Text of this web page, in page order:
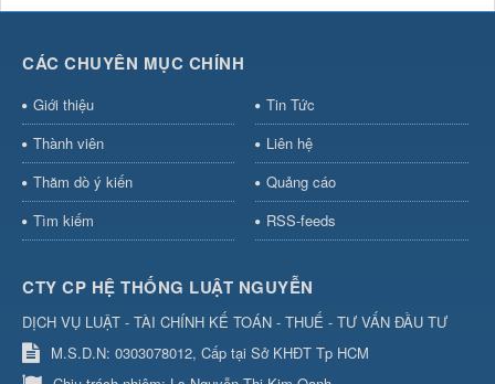
CÁC CHUYÊN MỤC CHÍNH
Giới thiệu
Tin Tức
Thành viên
Liên hệ
Thăm dò ý kiến
Quảng cáo
Tìm kiếm
RSS-feeds
CTY CP HỆ THỐNG LUẬT NGUYỄN
DỊCH VỤ LUẬT - TÀI CHÍNH KẾ TOÁN - THUẾ - TƯ VẤN ĐẦU TƯ
M.S.D.N: 0303078012, Cấp tại Sở KHĐT Tp HCM